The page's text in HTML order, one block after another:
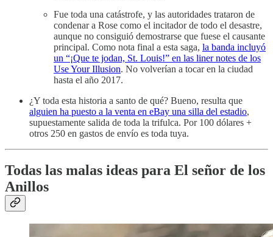
Fue toda una catástrofe, y las autoridades trataron de
condenar a Rose como el incitador de todo el desastre,
aunque no consiguió demostrarse que fuese el causante
principal. Como nota final a esta saga, la banda incluyó
un “¡Que te jodan, St. Louis!” en las liner notes de los
Use Your Illusion. No volverían a tocar en la ciudad
hasta el año 2017.
¿Y toda esta historia a santo de qué? Bueno, resulta que
alguien ha puesto a la venta en eBay una silla del estadio,
supuestamente salida de toda la trifulca. Por 100 dólares +
otros 250 en gastos de envío es toda tuya.
Todas las malas ideas para El señor de los
Anillos